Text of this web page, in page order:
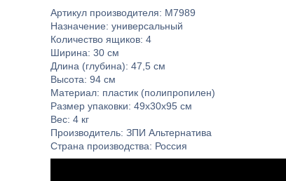
Артикул производителя: М7989
Назначение: универсальный
Количество ящиков: 4
Ширина: 30 см
Длина (глубина): 47,5 см
Высота: 94 см
Материал: пластик (полипропилен)
Размер упаковки: 49х30х95 см
Вес: 4 кг
Производитель: ЗПИ Альтернатива
Страна производства: Россия